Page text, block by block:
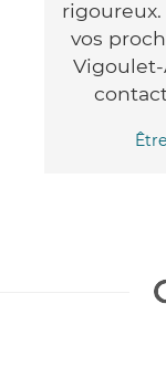
vos